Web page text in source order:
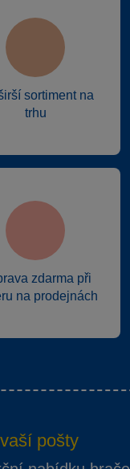
sortiment na
trhu
zdarma při
na prodejnách
pošty